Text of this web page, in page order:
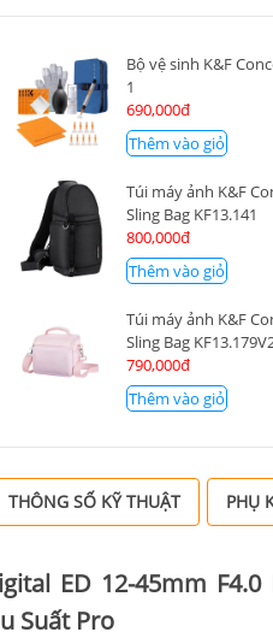
Bộ vệ sinh K&F
1
690,000đ
Thêm vào giỏ
Túi máy ảnh K&F
Sling Bag KF13.141
800,000đ
Thêm vào giỏ
Túi máy ảnh K&F
Sling Bag
790,000đ
Thêm vào giỏ
THÔNG SỐ KỸ THUẬT PHỤ
ED 12-45mm
Suất Pro